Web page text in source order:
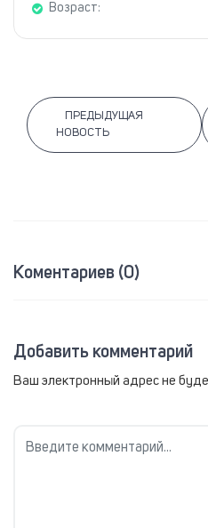
Возраст:
ПРЕДЫДУЩАЯ
НОВОСТЬ
Коментариев (0)
Добавить комментарий
Ваш электронный адрес не